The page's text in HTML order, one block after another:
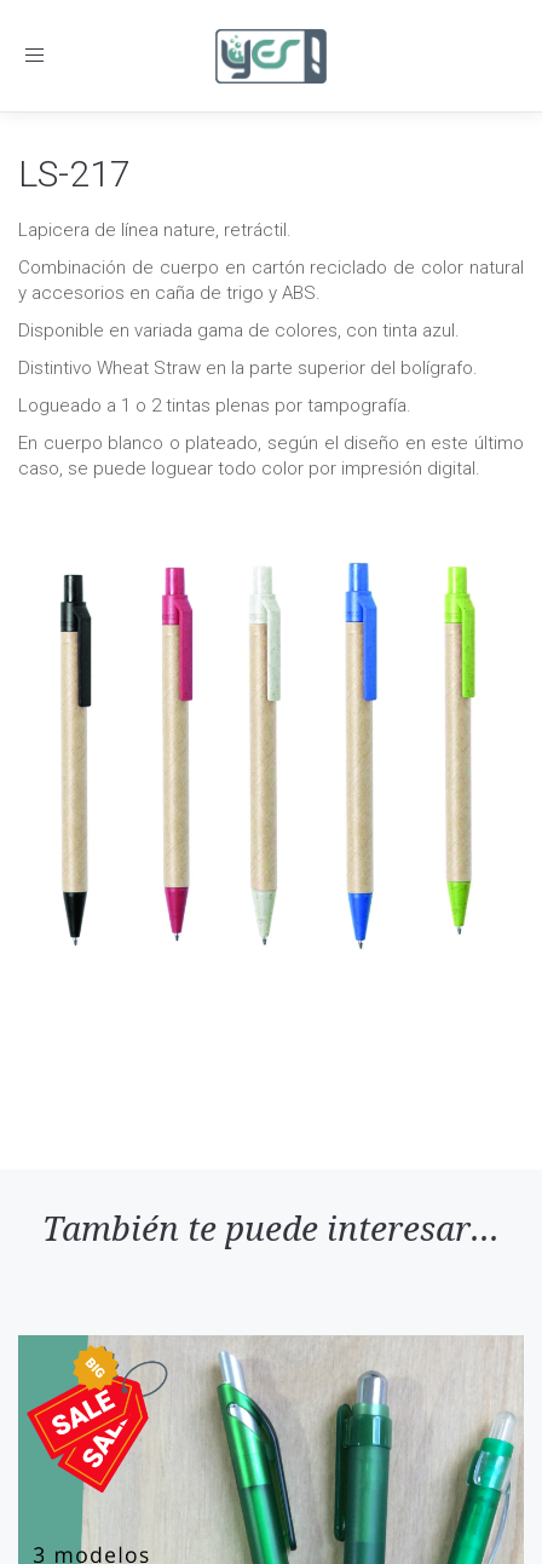
Toggle
LS-217
Lapicera de línea nature, retráctil.
Combinación de cuerpo en cartón reciclado de color natural
y accesorios en caña de trigo y ABS.
Disponible en variada gama de colores, con tinta azul.
Distintivo Wheat Straw en la parte superior del bolígrafo.
Logueado a 1 o 2 tintas plenas por tampografía.
En cuerpo blanco o plateado, según el diseño en este último
caso, se puede loguear todo color por impresión digital.
También te puede interesar...